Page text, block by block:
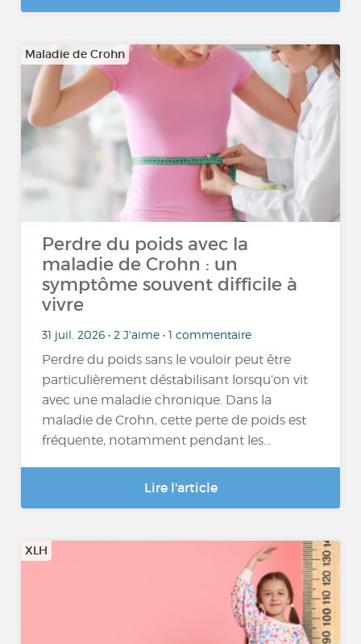
Maladie de Crohn
Perdre du poids avec la
maladie de Crohn : un
symptôme souvent difficile à
vivre
31 juil. 2026 • 2 J'aime • 1 commentaire
Perdre du poids sans le vouloir peut être
particulièrement déstabilisant lorsqu’on vit
avec une maladie chronique. Dans la
maladie de Crohn, cette perte de poids est
fréquente, notamment pendant les...
Lire l'article
XLH